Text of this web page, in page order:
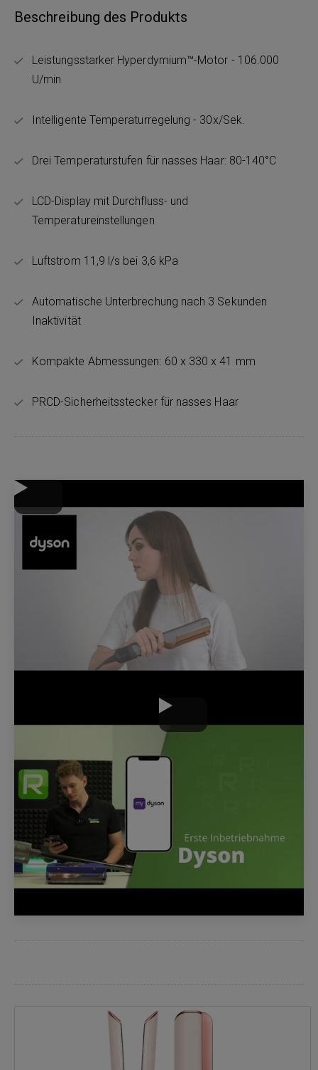
Beschreibung des Produkts
Leistungsstarker Hyperdymium™-Motor - 106.000
U/min
Intelligente Temperaturregelung - 30x/Sek.
Drei Temperaturstufen für nasses Haar: 80-140°C
LCD-Display mit Durchfluss- und
Temperatureinstellungen
Luftstrom 11,9 l/s bei 3,6 kPa
Automatische Unterbrechung nach 3 Sekunden
Inaktivität
Kompakte Abmessungen: 60 x 330 x 41 mm
PRCD-Sicherheitsstecker für nasses Haar